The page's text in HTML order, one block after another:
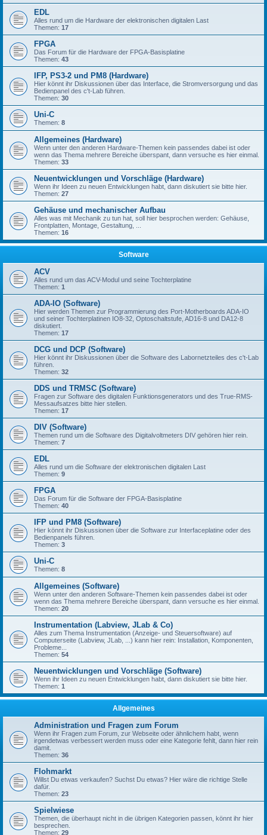
EDL
Alles rund um die Hardware der elektronischen digitalen Last
Themen: 17
FPGA
Das Forum für die Hardware der FPGA-Basisplatine
Themen: 43
IFP, PS3-2 und PM8 (Hardware)
Hier könnt ihr Diskussionen über das Interface, die Stromversorgung und das
Bedienpanel des c't-Lab führen.
Themen: 30
Uni-C
Themen: 8
Allgemeines (Hardware)
Wenn unter den anderen Hardware-Themen kein passendes dabei ist oder
wenn das Thema mehrere Bereiche überspant, dann versuche es hier einmal.
Themen: 33
Neuentwicklungen und Vorschläge (Hardware)
Wenn ihr Ideen zu neuen Entwicklungen habt, dann diskutiert sie bitte hier.
Themen: 27
Gehäuse und mechanischer Aufbau
Alles was mit Mechanik zu tun hat, soll hier besprochen werden: Gehäuse,
Frontplatten, Montage, Gestaltung, ...
Themen: 16
Software
ACV
Alles rund um das ACV-Modul und seine Tochterplatine
Themen: 1
ADA-IO (Software)
Hier werden Themen zur Programmierung des Port-Motherboards ADA-IO
und seiner Tochterplatinen IO8-32, Optoschaltstufe, AD16-8 und DA12-8
diskutiert.
Themen: 17
DCG und DCP (Software)
Hier könnt ihr Diskussionen über die Software des Labornetzteiles des c't-Lab
führen.
Themen: 32
DDS und TRMSC (Software)
Fragen zur Software des digitalen Funktionsgenerators und des True-RMS-
Messaufsatzes bitte hier stellen.
Themen: 17
DIV (Software)
Themen rund um die Software des Digitalvoltmeters DIV gehören hier rein.
Themen: 7
EDL
Alles rund um die Software der elektronischen digitalen Last
Themen: 9
FPGA
Das Forum für die Software der FPGA-Basisplatine
Themen: 40
IFP und PM8 (Software)
Hier könnt ihr Diskussionen über die Software zur Interfaceplatine oder des
Bedienpanels führen.
Themen: 3
Uni-C
Themen: 8
Allgemeines (Software)
Wenn unter den anderen Software-Themen kein passendes dabei ist oder
wenn das Thema mehrere Bereiche überspant, dann versuche es hier einmal.
Themen: 20
Instrumentation (Labview, JLab & Co)
Alles zum Thema Instrumentation (Anzeige- und Steuersoftware) auf
Computerseite (Labview, JLab, ...) kann hier rein: Installation, Komponenten,
Probleme...
Themen: 54
Neuentwicklungen und Vorschläge (Software)
Wenn ihr Ideen zu neuen Entwicklungen habt, dann diskutiert sie bitte hier.
Themen: 1
Allgemeines
Administration und Fragen zum Forum
Wenn ihr Fragen zum Forum, zur Webseite oder ähnlichem habt, wenn
irgendetwas verbessert werden muss oder eine Kategorie fehlt, dann hier rein
damit.
Themen: 36
Flohmarkt
Willst Du etwas verkaufen? Suchst Du etwas? Hier wäre die richtige Stelle
dafür.
Themen: 23
Spielwiese
Themen, die überhaupt nicht in die übrigen Kategorien passen, könnt ihr hier
besprechen.
Themen: 29